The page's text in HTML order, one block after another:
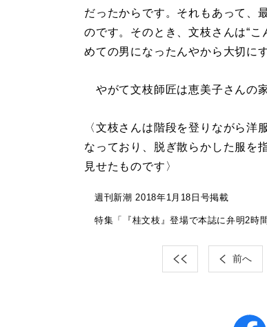
だったからです。それもあって、
のです。そのとき、文枝さんは“
めての男になったんやから大切に
やがて文枝師匠は恵美子さんの
〈文枝さんは階段を登りながら
なっており、脱ぎ散らかした服を
見せたものです〉
週刊新潮 2018年1月18日号掲載
特集「『桂文枝』登場で本誌に弁明2時
前へ